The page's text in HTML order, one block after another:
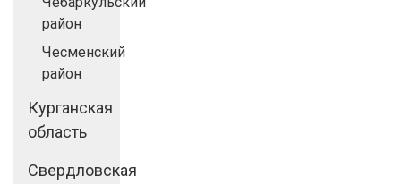
район
Чесменский
район
Курганская
область
Свердловская